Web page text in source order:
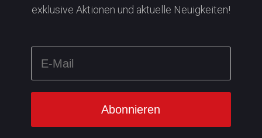
exklusive Aktionen und aktuelle Neuigkeiten!